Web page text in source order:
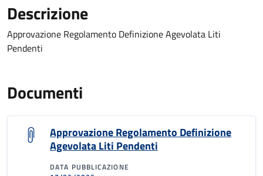
Descrizione
Approvazione Regolamento Definizione Agevolata Liti
Pendenti
Documenti
Approvazione Regolamento Definizione
Agevolata Liti Pendenti
DATA PUBBLICAZIONE